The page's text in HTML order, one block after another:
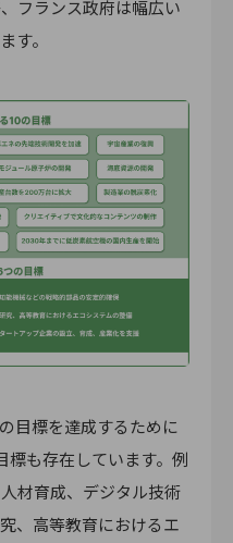
フランス政府は幅広い
す。
目標を達成するために
標も存在しています。例
材育成、デジタル技術
、高等教育におけるエ